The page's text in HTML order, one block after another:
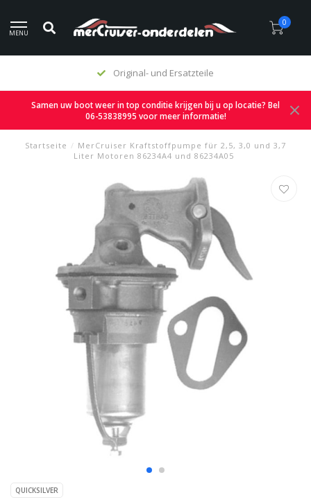
MENU
0
Original- und Ersatzteile
Samen uw boot weer in top conditie krijgen bij u op locatie? Bel
06-53838995 voor meer informatie!
Startseite / MerCruiser Kraftstoffpumpe für 2,5, 3,0 und 3,7
Liter Motoren 86234A4 und 86234A05
QUICKSILVER